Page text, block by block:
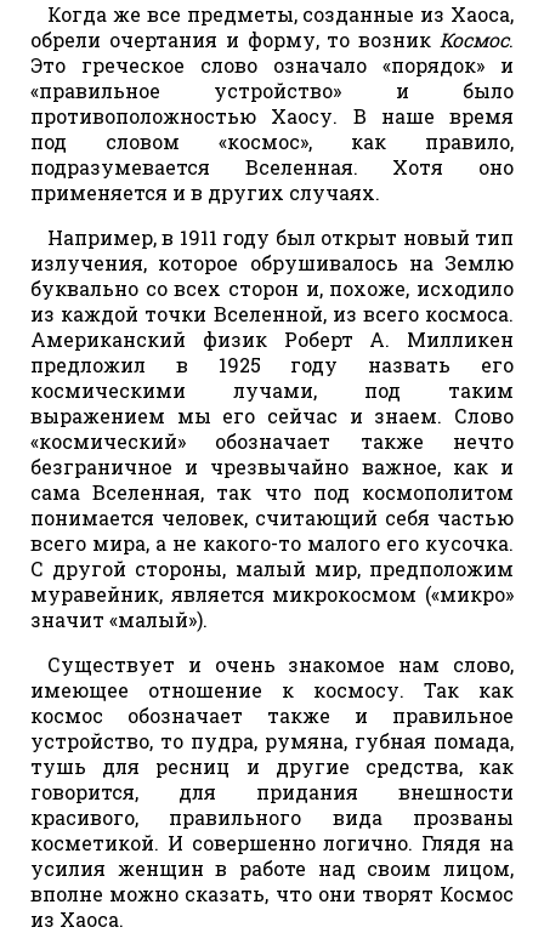
Когда же все предметы, созданные из Хаоса,
обрели очертания и форму, то возник Космос.
Это греческое слово означало «порядок» и
«правильное устройство» и было
противоположностью Хаосу. В наше время
под словом «космос», как правило,
подразумевается Вселенная. Хотя оно
применяется и в других случаях.
Например, в 1911 году был открыт новый тип
излучения, которое обрушивалось на Землю
буквально со всех сторон и, похоже, исходило
из каждой точки Вселенной, из всего космоса.
Американский физик Роберт А. Милликен
предложил в 1925 году назвать его
космическими лучами, под таким
выражением мы его сейчас и знаем. Слово
«космический» обозначает также нечто
безграничное и чрезвычайно важное, как и
сама Вселенная, так что под космополитом
понимается человек, считающий себя частью
всего мира, а не какого-то малого его кусочка.
С другой стороны, малый мир, предположим
муравейник, является микрокосмом («микро»
значит «малый»).
Существует и очень знакомое нам слово,
имеющее отношение к космосу. Так как
космос обозначает также и правильное
устройство, то пудра, румяна, губная помада,
тушь для ресниц и другие средства, как
говорится, для придания внешности
красивого, правильного вида прозваны
косметикой. И совершенно логично. Глядя на
усилия женщин в работе над своим лицом,
вполне можно сказать, что они творят Космос
из Хаоса.